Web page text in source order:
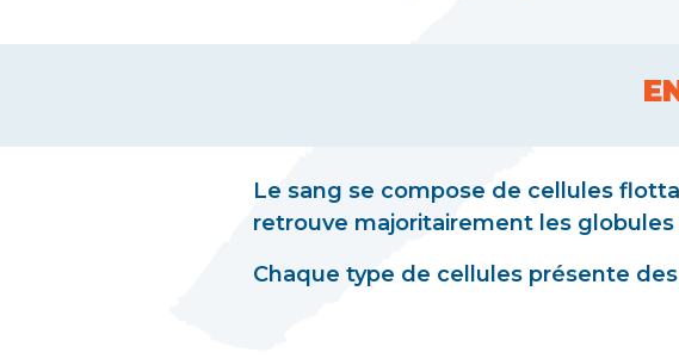
Le sang se compose de cellules
retrouve majoritairement les
Chaque type de cellules présente